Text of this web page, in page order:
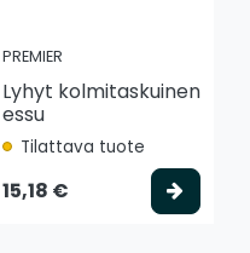
vaihtoehto
PREMIER
Lyhyt kolmitaskuinen
essu
Tilattava tuote
15,18 €